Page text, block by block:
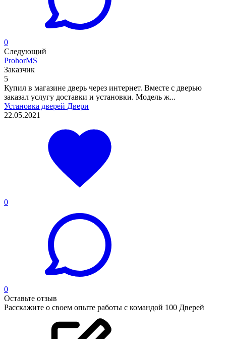
0
Следующий
ProhorMS
Заказчик
5
Купил в магазине дверь через интернет. Вместе с дверью
заказал услугу доставки и установки. Модель ж...
Установка дверей Двери
22.05.2021
0
0
Оставьте отзыв
Расскажите о своем опыте работы с командой 100 Дверей